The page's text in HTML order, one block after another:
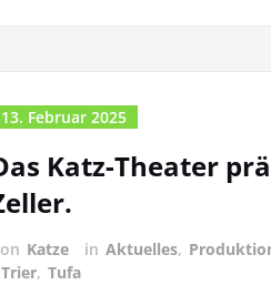
13. Februar 2025
Katz-Theater
Katze in Aktuelles,
Trier, Tufa